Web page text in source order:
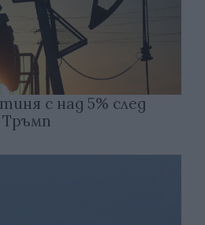
с над 5% след
Тръмп